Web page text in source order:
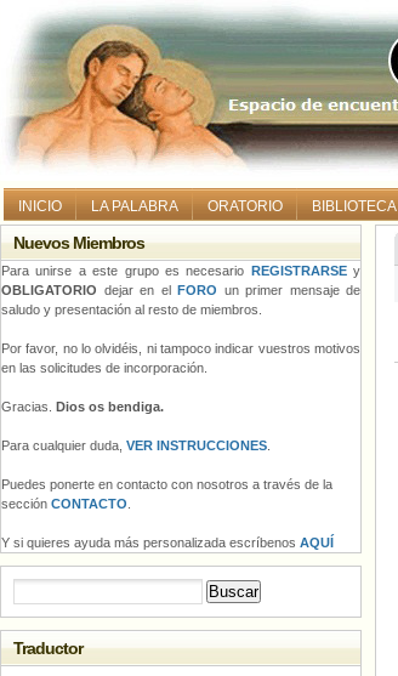
INICIO LA PALABRA ORATORIO BIBLIOTECA
Nuevos Miembros
Para unirse a este grupo es necesario REGISTRARSEy
OBLIGATORIO dejar en el FORO un primer mensaje de
saludo y presentación al resto de miembros.
Por favor, no lo olvidéis, ni tampoco indicar vuestros motivos
en las solicitudes de incorporación.
Gracias. Dios os bendiga.
Para cualquier duda, VER INSTRUCCIONES
Puedes ponerte en contacto con nosotros a través de la
sección CONTACTO
Y si quieres ayuda más personalizada escríbenos AQUÍ
Traductor